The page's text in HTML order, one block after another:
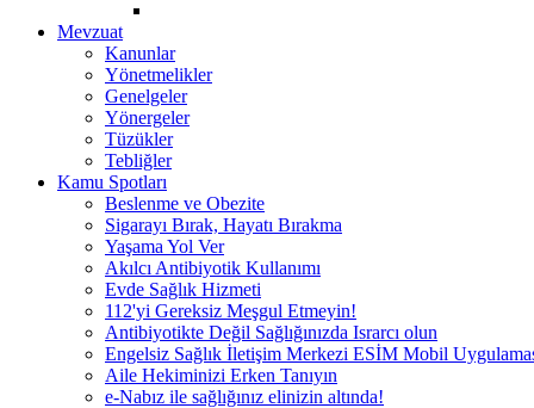
Mevzuat
Kanunlar
Yönetmelikler
Genelgeler
Yönergeler
Tüzükler
Tebliğler
Kamu Spotları
Beslenme ve Obezite
Sigarayı Bırak, Hayatı Bırakma
Yaşama Yol Ver
Akılcı Antibiyotik Kullanımı
Evde Sağlık Hizmeti
112'yi Gereksiz Meşgul Etmeyin!
Antibiyotikte Değil Sağlığınızda Israrcı olun
Engelsiz Sağlık İletişim Merkezi ESİM Mobil
Aile Hekiminizi Erken Tanıyın
e-Nabız ile sağlığınız elinizin altında!